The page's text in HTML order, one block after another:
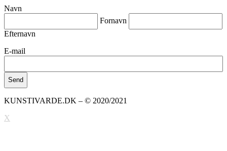
Navn
Fornavn
Efternavn
E-mail
KUNSTIVARDE.DK – © 2020/2021
X